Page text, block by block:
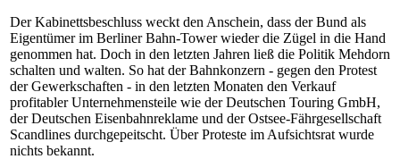
Der Kabinettsbeschluss weckt den Anschein, dass der Bund als
Eigentümer im Berliner Bahn-Tower wieder die Zügel in die Hand
genommen hat. Doch in den letzten Jahren ließ die Politik Mehdorn
schalten und walten. So hat der Bahnkonzern - gegen den Protest
der Gewerkschaften - in den letzten Monaten den Verkauf
profitabler Unternehmensteile wie der Deutschen Touring GmbH,
der Deutschen Eisenbahnreklame und der Ostsee-Fährgesellschaft
Scandlines durchgepeitscht. Über Proteste im Aufsichtsrat wurde
nichts bekannt.